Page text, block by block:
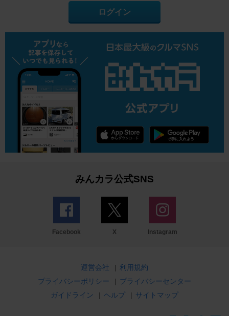
ログイン
みんカラ公式SNS
Facebook X Instagram
運営会社 | 利用規約
プライバシーポリシー
| プライバシーセンター
ガイドライン
| ヘルプ | サイトマップ